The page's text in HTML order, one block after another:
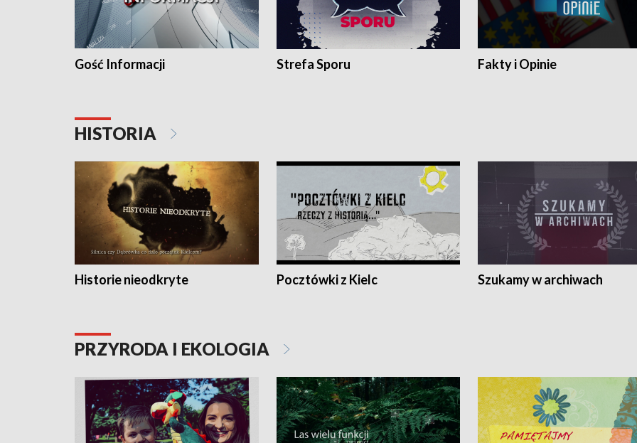
Gość Informacji Strefa Sporu Fakty i Opinie
HISTORIA
Historie nieodkryte Pocztówki z Kielc Szukamy w archiwach
PRZYRODA I EKOLOGIA